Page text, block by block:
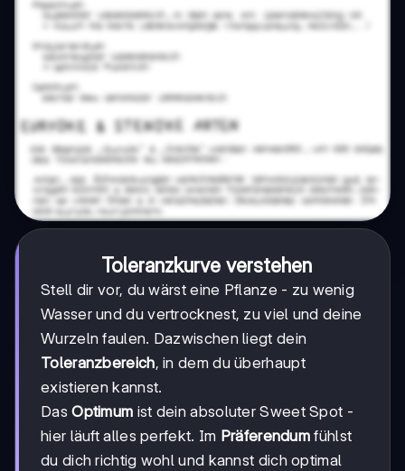
Toleranzkurve verstehen
Stell dir vor, du wärst eine Pflanze - zu wenig
Wasser und du vertrocknest, zu viel und deine
Wurzeln faulen. Dazwischen liegt dein
Toleranzbereich, in dem du überhaupt
existieren kannst.
DasOptimum ist dein absoluter Sweet Spot -
hier läuft alles perfekt. Im Präferendum fühlst
du dich richtig wohl und kannst dich optimal